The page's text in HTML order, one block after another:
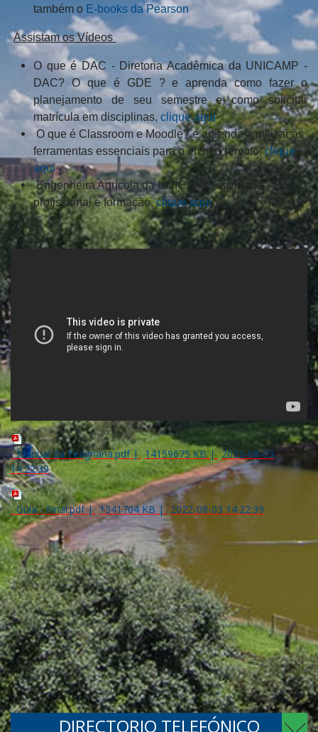
também o E-books da Pearson
Assistam os Vídeos
O que é DAC - Diretoria Acadêmica da UNICAMP -
DAC? O que é GDE ?e aprenda como fazer o
planejamento de seu semestre e como solicitar
matrícula em disciplinas, clique aqui
O que é Classroom e Moodle? e aprenda a utilizar as
ferramentas essenciais para o ensino remoto,clique
aqui
Engenheira Agrícola da UNICAMP: atividade
profissional e formação,clique aqui.
Manual da Feagriana.pdf| 14159675 KB|
2022-08-03
14:22:39
Guia - Final.pdf| 1341704 KB | 2022-08-03 14:22:39
DIRECTORIO TELEFÓNICO